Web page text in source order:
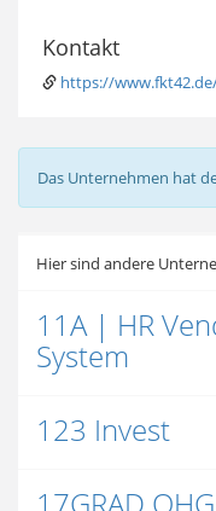
Kontakt
https://
Das Unternehmen hat
Hier sind andere
11A | HR
System
123 Invest
17GRAD OHG